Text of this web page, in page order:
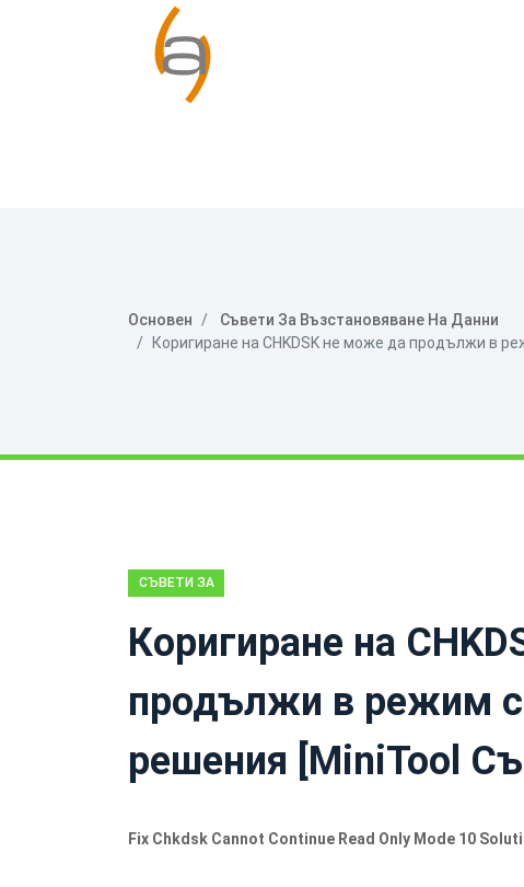
Основен
Съвети За Възстановяване На Данни
Коригиране на CHKDSK не може да продължи в
СЪВЕТИ ЗА
НА ДАННИ
Коригиране на
продължи в режим
решения [MiniTool
Fix Chkdsk Cannot Continue Read Only Mode 10